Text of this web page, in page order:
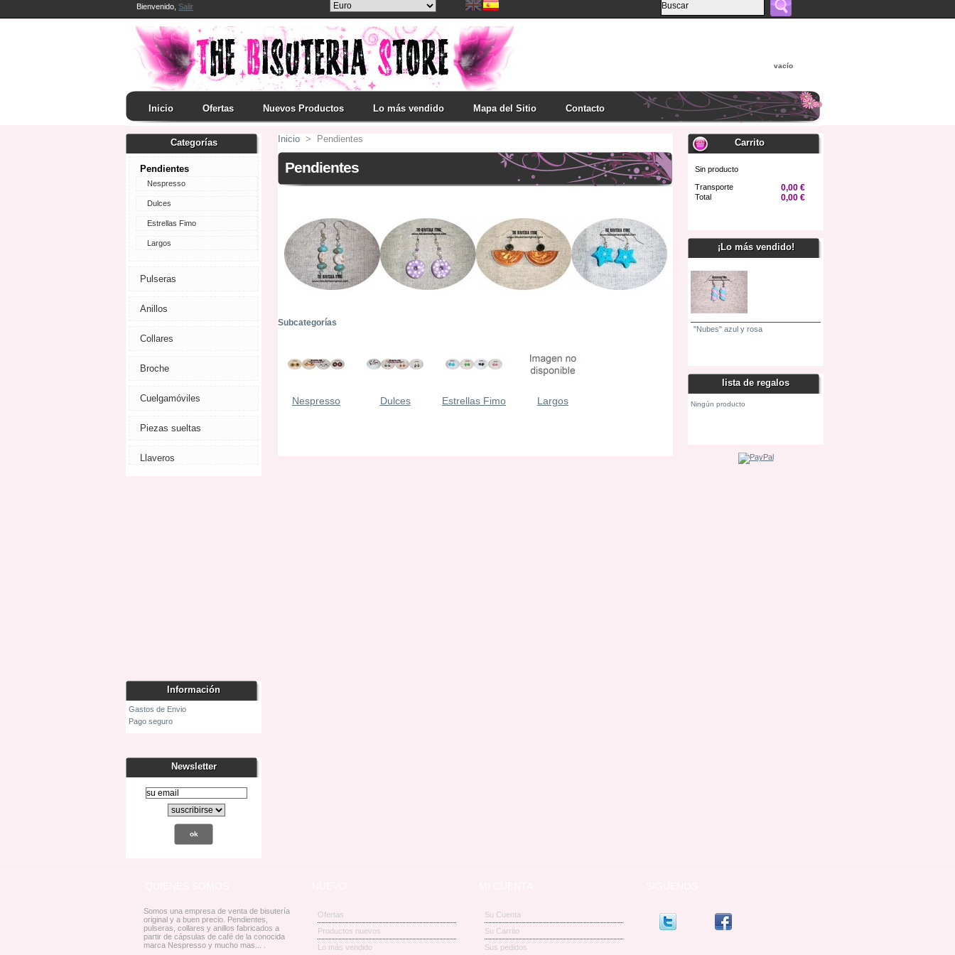
Bienvenido, Salir
vacío
Inicio Ofertas Nuevos Productos Lo más vendido Mapa del Sitio Contacto
Categorías
Pendientes
Nespresso
Dulces
Estrellas Fimo
Largos
Pulseras
Anillos
Collares
Broche
Cuelgamóviles
Piezas sueltas
Llaveros
Información
Gastos de Envio
Pago seguro
Newsletter
Inicio > Pendientes
Pendientes
Subcategorías
Nespresso Dulces Estrellas Fimo Largos
Carrito
Sin producto
Transporte 0,00 €
Total 0,00 €
¡Lo más vendido!
"Nubes" azul y rosa
lista de regalos
Ningún producto
Somos una empresa de venta de bisutería
original y a buen precio. Pendientes,
pulseras, collares y anillos fabricados a
partir de cápsulas de café de la conocida
marca Nespresso y mucho mas... .
Ofertas
Productos nuevos
Lo más vendido
Su Cuenta
Su Carrito
Sus pedidos